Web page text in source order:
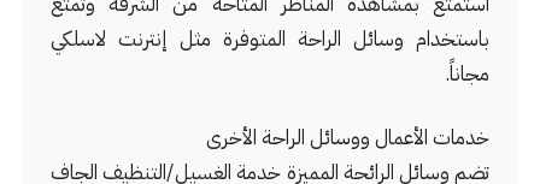
باستخدام وسائل الراحة المتوفرة مثل إنترنت لاسلكي
مجاناً.
خدمات الأعمال ووسائل الراحة الأخرى
تضم وسائل الرائحة المميزة خدمة الغسيل/التنظيف الجاف